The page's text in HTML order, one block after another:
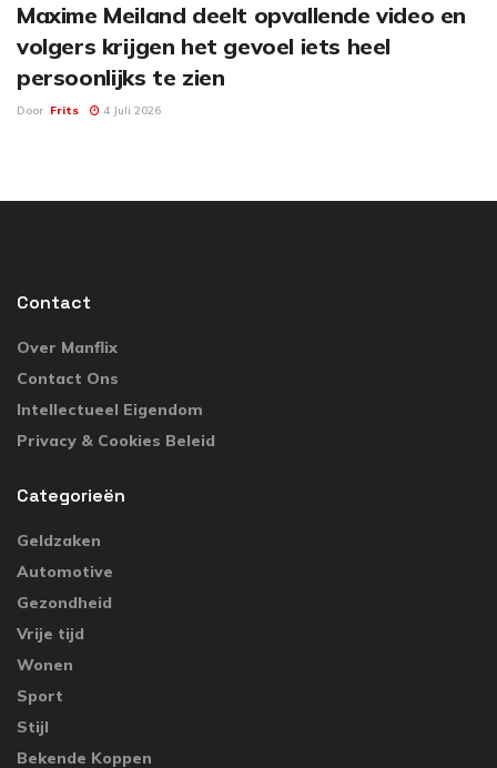
Maxime Meiland deelt opvallende video en
volgers krijgen het gevoel iets heel
persoonlijks te zien
Door Frits 4 Juli 2026
Contact
Over Manflix
Contact Ons
Intellectueel Eigendom
Privacy & Cookies Beleid
Categorieën
Geldzaken
Automotive
Gezondheid
Vrije tijd
Wonen
Sport
Stijl
Bekende Koppen